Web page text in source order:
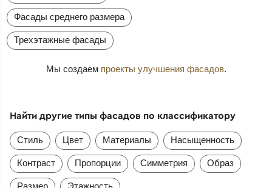
Фасады среднего размера
Трехэтажные фасады
Мы создаем проекты улучшения фасадов.
Найти другие типы фасадов по классификатору
Стиль Цвет Материалы Насыщенность
Контраст Пропорции Симметрия Образ
Размер Этажность